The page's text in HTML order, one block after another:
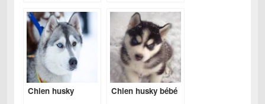
Chien husky Chien husky bébé